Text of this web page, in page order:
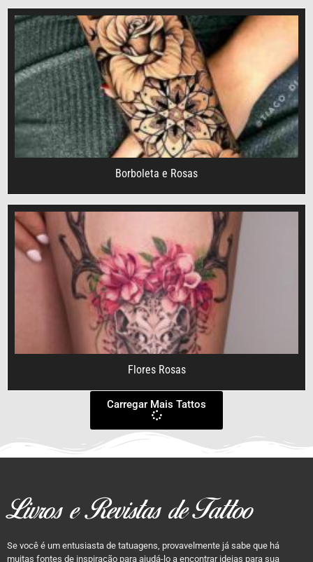
Borboleta e Rosas
Flores Rosas
Carregar Mais Tattos
Livros e Revistas de Tattoo
Se você é um entusiasta de tatuagens, provavelmente já sabe que há
muitas fontes de inspiração para ajudá-lo a encontrar ideias para sua